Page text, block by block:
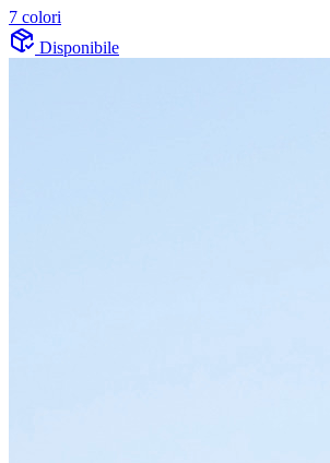
7 colori
Disponibile